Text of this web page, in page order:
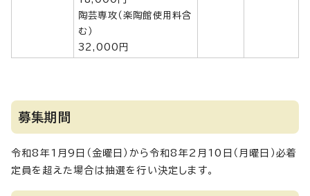
陶芸専攻（楽陶館使用料含
む）
32,000円
募集期間
令和8年1月9日（金曜日）から令和8年2月10日（月曜日）必着
定員を超えた場合は抽選を行い決定します。